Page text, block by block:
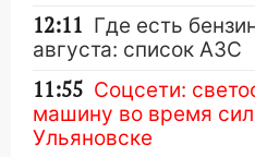
12:11 Где есть
августа: список АЗС
11:55 Соцсети:
машину во время
Ульяновске